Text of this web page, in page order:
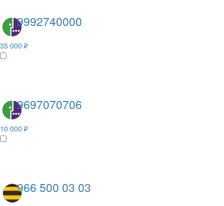
9992740000
35 000 ₽
9697070706
10 000 ₽
966 500 03 03